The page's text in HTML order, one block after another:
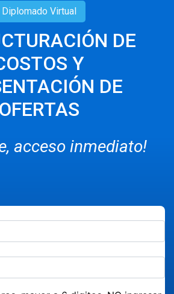
Diplomado Virtual
DE
Y
DE
OFERTAS
acceso inmediato!